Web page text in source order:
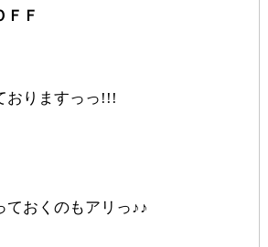
ＦＦ
おりますっっ!!!
ておくのもアリっ♪♪